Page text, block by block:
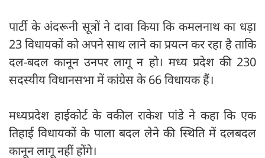
पार्टी के अंदरूनी सूत्रों ने दावा किया कि कमलनाथ का धड़ा
23 विधायकों को अपने साथ लाने का प्रयत्न कर रहा है ताकि
दल-बदल कानून उनपर लागू न हो। मध्य प्रदेश की 230
सदस्यीय विधानसभा में कांग्रेस के 66 विधायक हैं।
मध्यप्रदेश हाईकोर्ट के वकील राकेश पांडे ने कहा कि एक
तिहाई विधायकों के पाला बदल लेने की स्थिति में दलबदल
कानून लागू नहीं होंगे।